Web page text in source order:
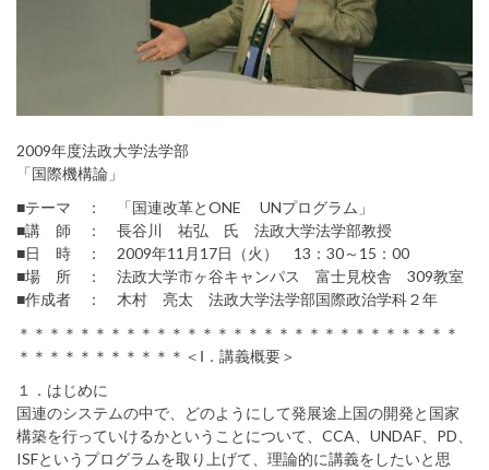
2009年度法政大学法学部
「国際機構論」
■テーマ ： 「国連改革とONE UNプログラム」
■講 師 ： 長谷川 祐弘 氏 法政大学法学部教授
■日 時 ： 2009年11月17日（火） 13：30～15：00
■場 所 ： 法政大学市ヶ谷キャンパス 富士見校舎 309教室
■作成者 ： 木村 亮太 法政大学法学部国際政治学科２年
＊＊＊＊＊＊＊＊＊＊＊＊＊＊＊＊＊＊＊＊＊＊＊＊＊＊＊＊＊
＊＊＊＊＊＊＊＊＊＊＊＜Ⅰ．講義概要＞
１．はじめに
国連のシステムの中で、どのようにして発展途上国の開発と国家
構築を行っていけるかということについて、CCA、UNDAF、PD、
ISFというプログラムを取り上げて、理論的に講義をしたいと思